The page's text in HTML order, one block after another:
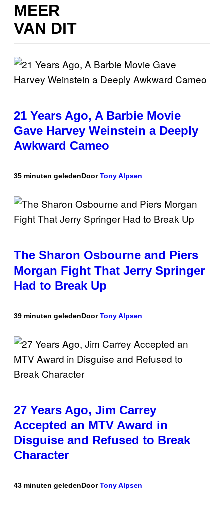
MEER
VAN DIT
21 Years Ago, A Barbie Movie
Gave Harvey Weinstein a Deeply
Awkward Cameo
35 minuten geledenDoorTony Alpsen
The Sharon Osbourne and Piers
Morgan Fight That Jerry Springer
Had to Break Up
39 minuten geledenDoorTony Alpsen
27 Years Ago, Jim Carrey
Accepted an MTV Award in
Disguise and Refused to Break
Character
43 minuten geledenDoorTony Alpsen